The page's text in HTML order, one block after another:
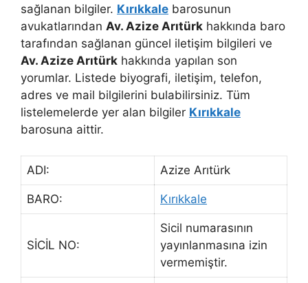
sağlanan bilgiler. Kırıkkale barosunun
avukatlarından Av. Azize Arıtürk hakkında baro
tarafından sağlanan güncel iletişim bilgileri ve
Av. Azize Arıtürk hakkında yapılan son
yorumlar. Listede biyografi, iletişim, telefon,
adres ve mail bilgilerini bulabilirsiniz. Tüm
listelemelerde yer alan bilgiler Kırıkkale
barosuna aittir.
ADI: Azize Arıtürk
BARO: Kırıkkale
SİCİL NO:
Sicil numarasının
yayınlanmasına izin
vermemiştir.